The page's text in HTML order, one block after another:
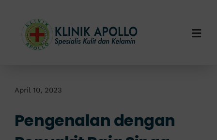
content
Layanan Kami
April 10, 2023
Pengenalan dengan